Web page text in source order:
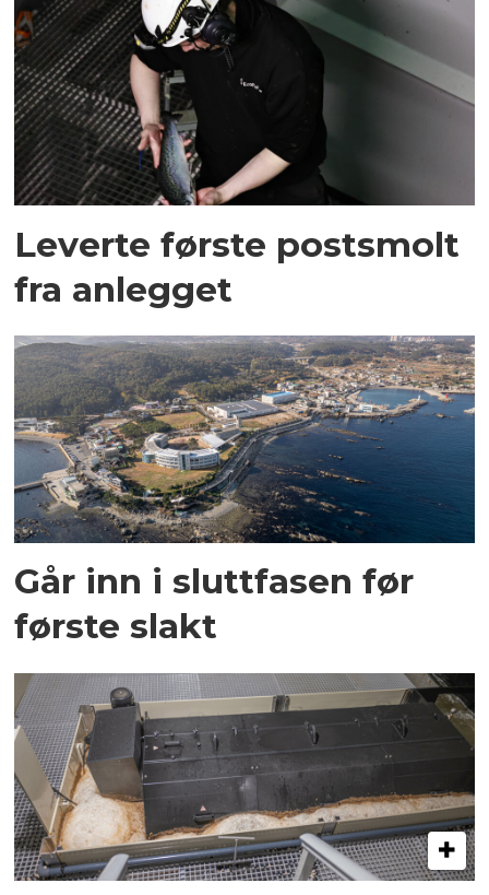
Leverte første postsmolt
fra anlegget
Går inn i sluttfasen før
første slakt